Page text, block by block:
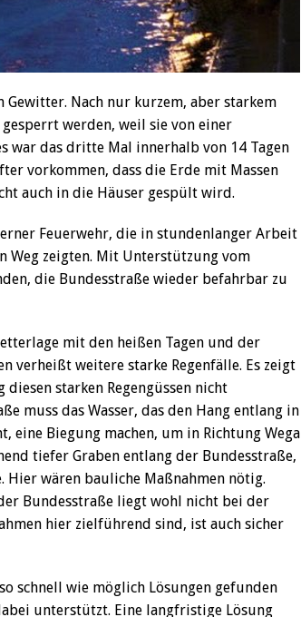
Gewitter. Nach nur kurzem, aber starkem
werden, weil sie von einer
war das dritte Mal innerhalb von 14 Tagen
vorkommen, dass die Erde mit Massen
auch in die Häuser gespült wird.
Feuerwehr, die in stundenlanger Arbeit
Weg zeigten. Mit Unterstützung vom
die Bundesstraße wieder befahrbar zu
mit den heißen Tagen und der
verheißt weitere starke Regenfälle. Es zeigt
starken Regengüssen nicht
muss das Wasser, das den Hang entlang in
Biegung machen, um in Richtung Wega
tiefer Graben entlang der Bundesstraße,
wären bauliche Maßnahmen nötig.
Bundesstraße liegt wohl nicht bei der
hier zielführend sind, ist auch sicher
schnell wie möglich Lösungen gefunden
unterstützt. Eine langfristige Lösung